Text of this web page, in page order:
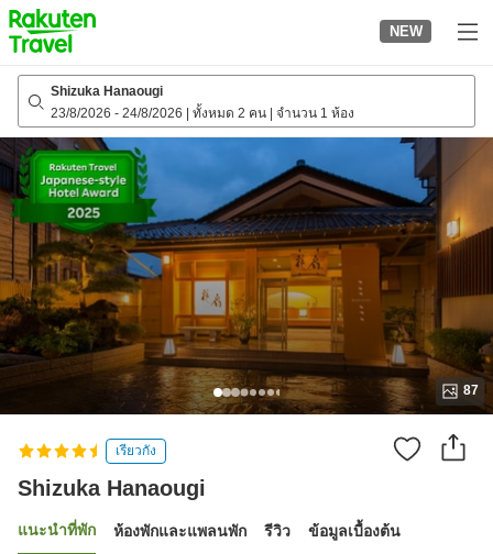
to
top
page
NEW
Shizuka Hanaougi
23/8/2026 - 24/8/2026 ทั้งหมด 2 คน จำนวน 1 ห้อง
87
เรียวกัง
Shizuka Hanaougi
แนะนำที่พัก ห้องพักและแพลนพัก รีวิว ข้อมูลเบื้องต้น